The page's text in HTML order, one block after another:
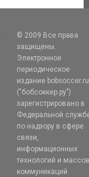
© 2009 Все права
защищены.
Электронное
периодическое
издание bobsoccer.ru
("бобсоккер.ру")
зарегистрировано в
Федеральной
по надзору в сфере
связи,
информационных
технологий и
коммуникаций